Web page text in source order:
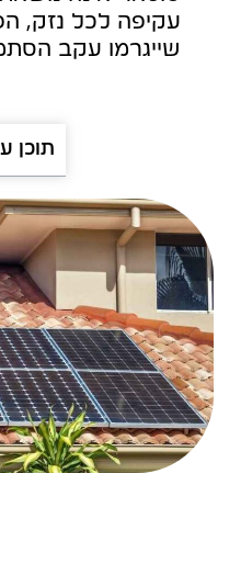
עקיפה לכל נזק,
שייגרמו עקב
תוכן